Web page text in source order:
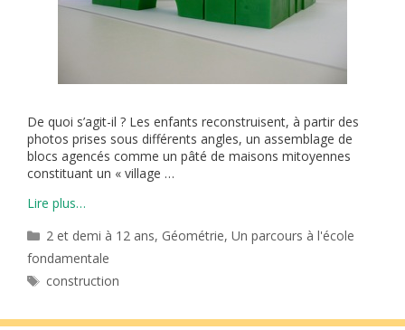
De quoi s’agit-il ? Les enfants reconstruisent, à partir des
photos prises sous différents angles, un assemblage de
blocs agencés comme un pâté de maisons mitoyennes
constituant un « village …
Lire plus…
Catégories
2 et demi à 12 ans, Géométrie,Un parcours à l'école
fondamentale
Étiquettes
construction